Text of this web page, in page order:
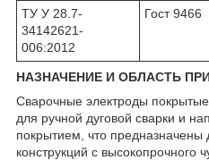
ТУ У 28.7-
34142621-
006:2012
Гост 9466
НАЗНАЧЕНИЕ И ОБЛАСТЬ
Сварочные электроды
для ручной дуговой сварки и
покрытием, что предназначены
конструкций с высокопрочного